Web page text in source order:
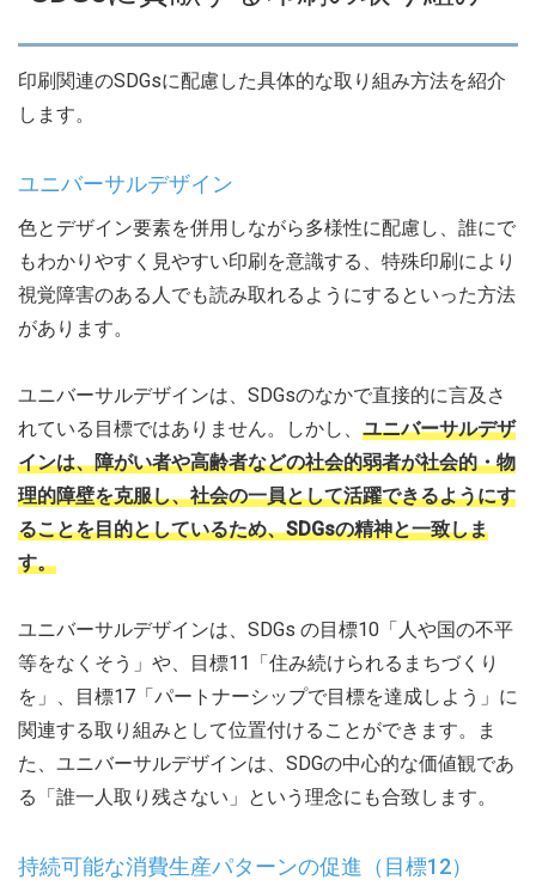
印刷関連のSDGsに配慮した具体的な取り組み方法を紹介
します。
ユニバーサルデザイン
色とデザイン要素を併用しながら多様性に配慮し、誰にで
もわかりやすく見やすい印刷を意識する、特殊印刷により
視覚障害のある人でも読み取れるようにするといった方法
があります。
ユニバーサルデザインは、SDGsのなかで直接的に言及さ
れている目標ではありません。しかし、 ユニバーサルデザ
インは、障がい者や高齢者などの社会的弱者が社会的・物
理的障壁を克服し、社会の一員として活躍できるようにす
ることを目的としているため、SDGsの精神と一致しま
す。
ユニバーサルデザインは、SDGs の目標10「人や国の不平
等をなくそう」や、目標11「住み続けられるまちづくり
を」、目標17「パートナーシップで目標を達成しよう」に
関連する取り組みとして位置付けることができます。ま
た、ユニバーサルデザインは、SDGの中心的な価値観であ
る「誰一人取り残さない」という理念にも合致します。
持続可能な消費生産パターンの促進（目標12）